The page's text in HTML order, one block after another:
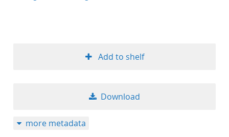
Add to shelf
Download
more metadata